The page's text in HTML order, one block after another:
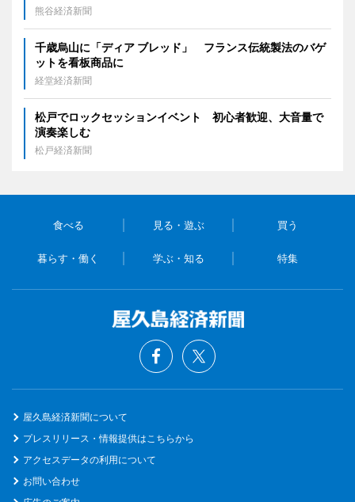
熊谷経済新聞
千歳烏山に「ディア ブレッド」 フランス伝統製法のバゲ
ットを看板商品に
経堂経済新聞
松戸でロックセッションイベント 初心者歓迎、大音量で
演奏楽しむ
松戸経済新聞
食べる 見る・遊ぶ 買う
暮らす・働く 学ぶ・知る 特集
屋久島経済新聞について
プレスリリース・情報提供はこちらから
アクセスデータの利用について
お問い合わせ